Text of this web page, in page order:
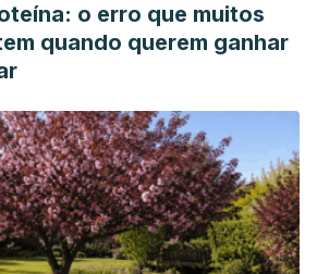
o erro que muitos
quando querem ganhar